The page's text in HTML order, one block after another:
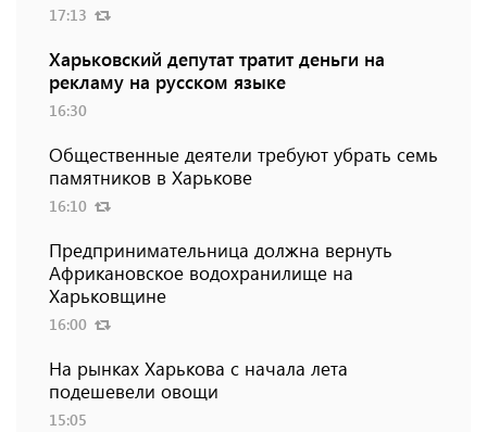
17:13
Харьковский депутат тратит деньги на
рекламу на русском языке
16:30
Общественные деятели требуют убрать семь
памятников в Харькове
16:10
Предпринимательница должна вернуть
Африкановское водохранилище на
Харьковщине
16:00
На рынках Харькова с начала лета
подешевели овощи
15:05